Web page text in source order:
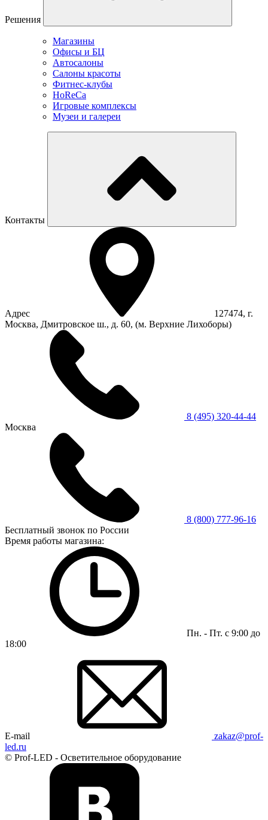
Решения
Магазины
Офисы и БЦ
Автосалоны
Салоны красоты
Фитнес-клубы
HoReCa
Игровые комплексы
Музеи и галереи
Контакты
Адрес
127474, г.
Москва, Дмитровское ш., д. 60, (м. Верхние Лихоборы)
8 (495) 320-44-44
Москва
8 (800) 777-96-16
Бесплатный звонок по России
Время работы магазина:
Пн. - Пт. с 9:00 до
18:00
E-mail
zakaz@prof-
led.ru
© Prof-LED - Осветительное оборудование